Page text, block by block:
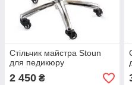
Стільчик майстра Stoun
для педикюру
2 450 ₴